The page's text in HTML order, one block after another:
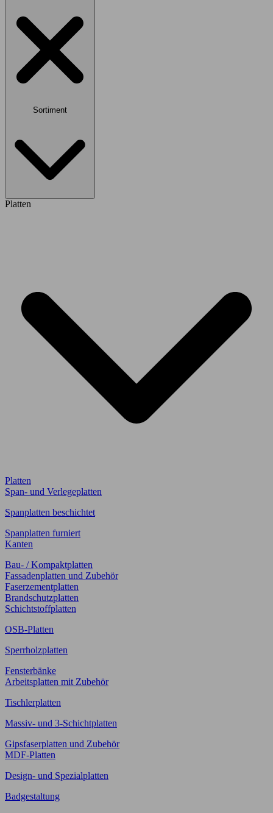
Sortiment
Platten
Platten
Span- und Verlegeplatten
Spanplatten beschichtet
Spanplatten furniert
Kanten
Bau- / Kompaktplatten
Fassadenplatten und Zubehör
Faserzementplatten
Brandschutzplatten
Schichtstoffplatten
OSB-Platten
Sperrholzplatten
Fensterbänke
Arbeitsplatten mit Zubehör
Tischlerplatten
Massiv- und 3-Schichtplatten
Gipsfaserplatten und Zubehör
MDF-Platten
Design- und Spezialplatten
Badgestaltung